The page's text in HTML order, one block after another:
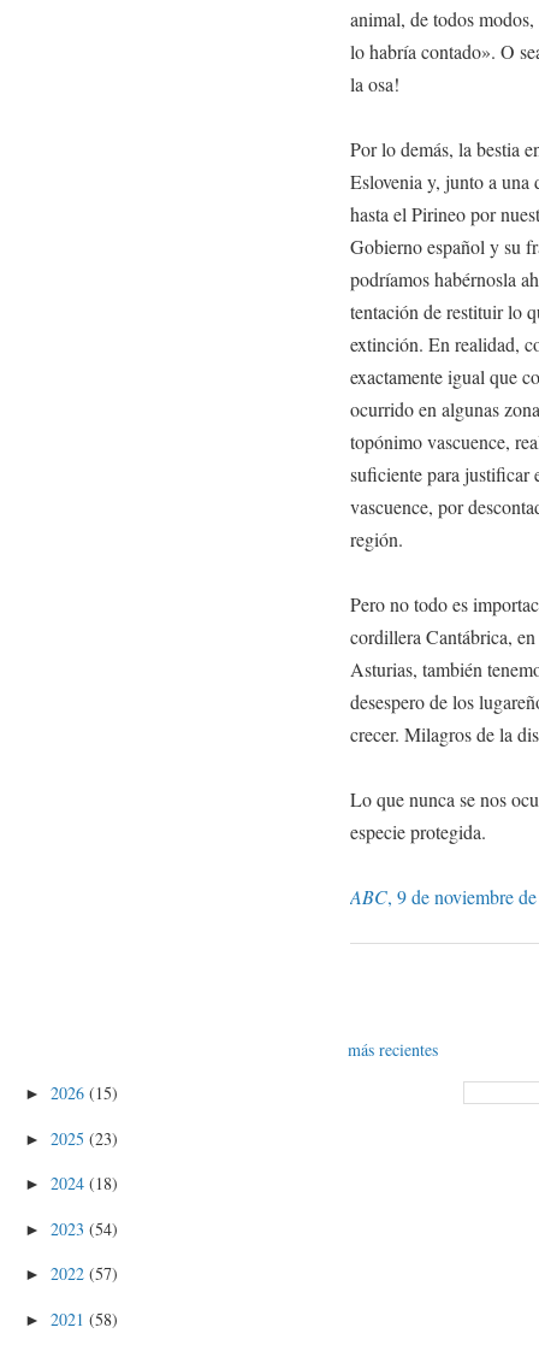
animal, de todos
lo habría contado». O
la osa!
Por lo demás, la bestia
Eslovenia y, junto a una
hasta el Pirineo por
Gobierno español y su
podríamos habérnosla
tentación de restituir lo
extinción. En realidad,
exactamente igual que
ocurrido en algunas
topónimo vascuence,
suficiente para
vascuence, por
región.
Pero no todo es
cordillera Cantábrica,
Asturias, también
desespero de los
crecer. Milagros de la
Lo que nunca se nos
especie protegida.
ABC, 9 de noviembre
más recientes
► 2026 (15)
► 2025 (23)
► 2024 (18)
► 2023 (54)
► 2022 (57)
► 2021 (58)